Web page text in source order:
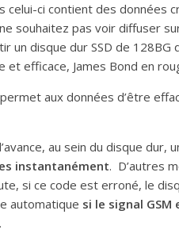
celui-ci contient des
souhaitez pas voir diffuser
un disque dur SSD de 128BG
et efficace, James Bond en
aux données d’être
au sein du disque dur,
instantanément. D’autres
si ce code est erroné, le
automatique si le signal GSM